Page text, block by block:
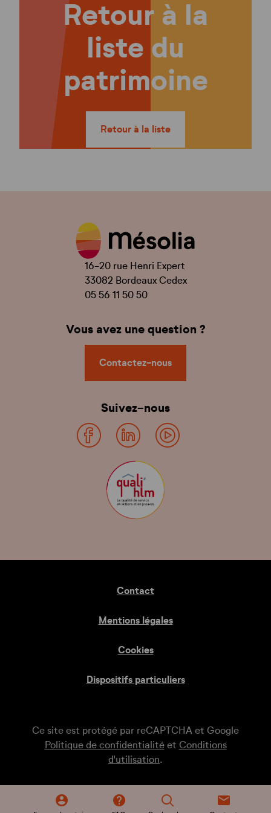
Retour à la
liste du
patrimoine
Retour à la liste
16-20 rue Henri Expert
33082 Bordeaux Cedex
05 56 11 50 50
Vous avez une question ?
Contactez-nous
Suivez-nous
Contact
Mentions légales
Cookies
Dispositifs particuliers
Ce site est protégé par reCAPTCHA et Google
Politique de confidentialitéet Conditions
d'utilisation.